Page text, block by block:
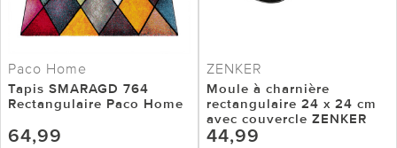
Paco Home
Tapis SMARAGD 764
Rectangulaire Paco Home
64,99
ZENKER
Moule à charnière
rectangulaire 24 x 24 cm
avec couvercle ZENKER
44,99